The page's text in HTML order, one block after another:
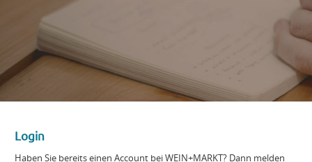
Login
Haben Sie bereits einen Account bei WEIN+MARKT? Dann melden